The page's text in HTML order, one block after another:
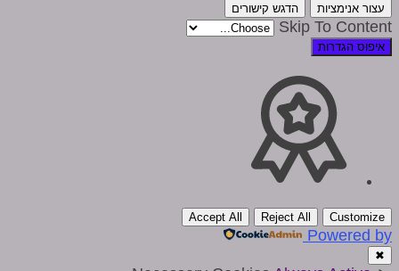
עצור אנימציות הדגש קישורים
Skip To Content
איפוס הגדרות
Customize
Reject All
Accept All
Powered by
✖